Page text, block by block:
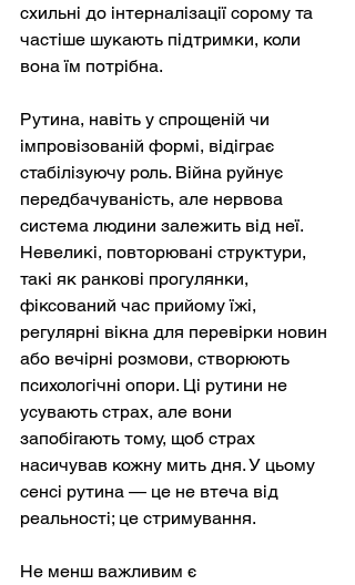
схильні до інтерналізації сорому та
частіше шукають підтримки, коли
вона їм потрібна.
Рутина, навіть у спрощеній чи
імпровізованій формі, відіграє
стабілізуючу роль. Війна руйнує
передбачуваність, але нервова
система людини залежить від неї.
Невеликі, повторювані структури,
такі як ранкові прогулянки,
фіксований час прийому їжі,
регулярні вікна для перевірки новин
або вечірні розмови, створюють
психологічні опори. Ці рутини не
усувають страх, але вони
запобігають тому, щоб страх
насичував кожну мить дня. У цьому
сенсі рутина — це не втеча від
реальності; це стримування.
Не менш важливим є